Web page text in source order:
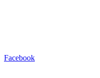
Facebook